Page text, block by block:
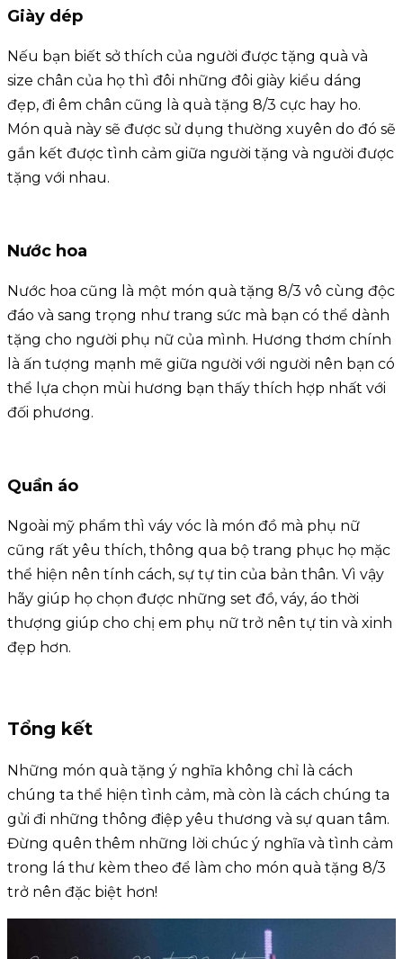
Giày dép
Nếu bạn biết sở thích của người được tặng quà và
size chân của họ thì đôi những đôi giày kiểu dáng
đẹp, đi êm chân cũng là quà tặng 8/3 cực hay ho.
Món quà này sẽ được sử dụng thường xuyên do đó sẽ
gắn kết được tình cảm giữa người tặng và người được
tặng với nhau.
Nước hoa
Nước hoa cũng là một món quà tặng 8/3 vô cùng độc
đáo và sang trọng như trang sức mà bạn có thể dành
tặng cho người phụ nữ của mình. Hương thơm chính
là ấn tượng mạnh mẽ giữa người với người nên bạn có
thể lựa chọn mùi hương bạn thấy thích hợp nhất với
đối phương.
Quần áo
Ngoài mỹ phẩm thì váy vóc là món đồ mà phụ nữ
cũng rất yêu thích, thông qua bộ trang phục họ mặc
thể hiện nên tính cách, sự tự tin của bản thân. Vì vậy
hãy giúp họ chọn được những set đồ, váy, áo thời
thượng giúp cho chị em phụ nữ trở nên tự tin và xinh
đẹp hơn.
Tổng kết
Những món quà tặng ý nghĩa không chỉ là cách
chúng ta thể hiện tình cảm, mà còn là cách chúng ta
gửi đi những thông điệp yêu thương và sự quan tâm.
Đừng quên thêm những lời chúc ý nghĩa và tình cảm
trong lá thư kèm theo để làm cho món quà tặng 8/3
trở nên đặc biệt hơn!